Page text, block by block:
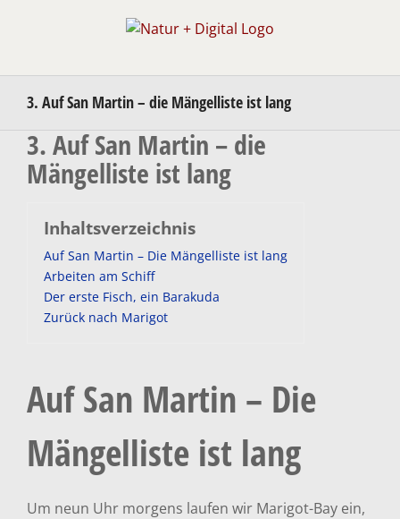
3. Auf San Martin – die Mängelliste ist lang
3. Auf San Martin – die
Mängelliste ist lang
Inhaltsverzeichnis
Auf San Martin – Die Mängelliste ist lang
Arbeiten am Schiff
Der erste Fisch, ein Barakuda
Zurück nach Marigot
Auf San Martin – Die
Mängelliste ist lang
Um neun Uhr morgens laufen wir Marigot-Bay ein,